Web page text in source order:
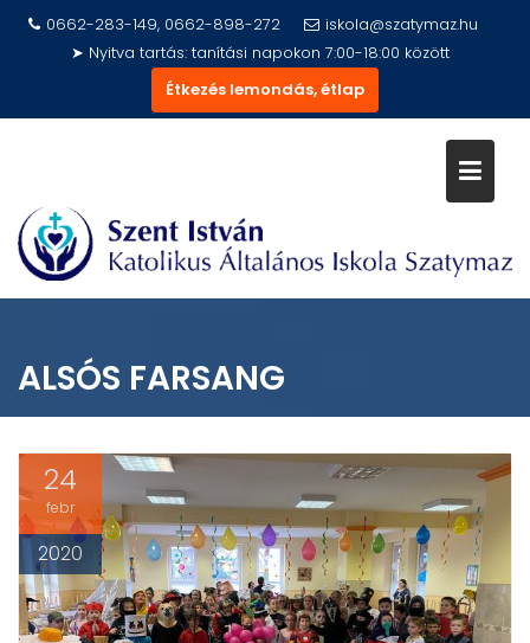
0662-283-149, 0662-898-272
iskola@szatymaz.hu
➤ Nyitva tartás: tanítási napokon 7:00-18:00 között
Étkezés lemondás, étlap
ALSÓS FARSANG
24
febr
2020